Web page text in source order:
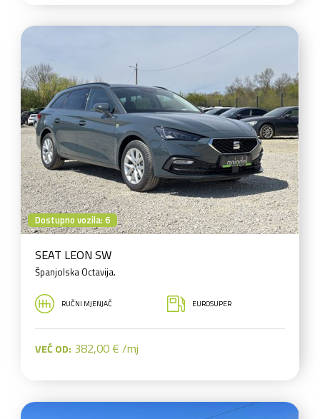
Dostupno vozila: 6
SEAT LEON SW
Španjolska Octavija.
RUČNI MJENJAČ EUROSUPER
VEĆ OD: 382,00 € /mj